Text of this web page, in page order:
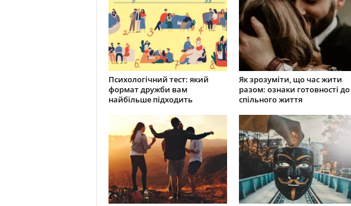
Психологічний тест: який
формат дружби вам
найбільше підходить
Як зрозуміти, що час жити
разом: ознаки готовності до
спільного життя